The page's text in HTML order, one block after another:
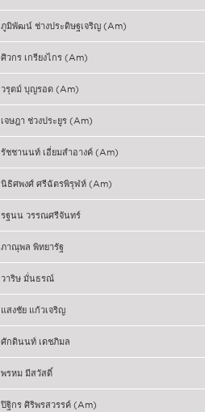
ภูมิพัฒน์ ช่างประดิษฐเจริญ (Am)
ศิวกร เกรียงไกร (Am)
วรุตม์ บุญรอด (Am)
เจษฎา ช่วงประยูร (Am)
รัชชานนท์ เอี่ยมสำอางค์ (Am)
นิธิศพงศ์ ศรีฉัตรพิรุฬห์ (Am)
รฐนน วรรณศรีจันทร์
ภาณุพล พิทยารัฐ
วาริษ มั่นธรณ์
แสงชัย แก้วเจริญ
ศักดินนท์ เดชภิมล
พรหม มีสวัสดิ์
ปิฐิกร ศิริพรสวรรค์ (Am)